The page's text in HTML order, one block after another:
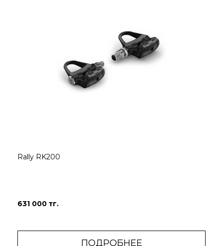
Rally RK200
631 000 тг.
ПОДРОБНЕЕ